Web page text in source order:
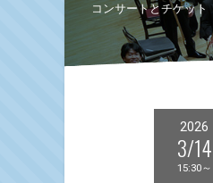
コンサートとチケット
2026
3/14
15:30～